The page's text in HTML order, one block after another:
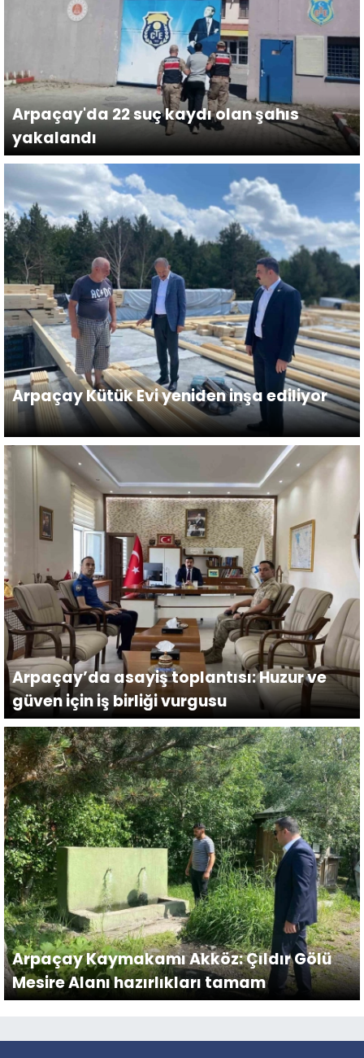
Arpaçay'da 22 suç kaydı olan şahıs
yakalandı
Arpaçay Kütük Evi yeniden inşa ediliyor
Arpaçay’da asayiş toplantısı: Huzur ve
güven için iş birliği vurgusu
Arpaçay Kaymakamı Akköz: Çıldır Gölü
Mesire Alanı hazırlıkları tamam